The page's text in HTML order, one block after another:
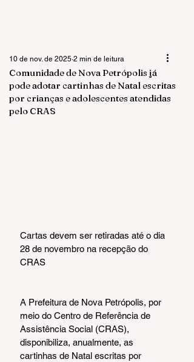
Comunidade de Nova Petrópolis já
pode adotar cartinhas de Natal escritas
por crianças e adolescentes atendidas
pelo CRAS
10 de nov. de 2025 2 min de leitura
Cartas devem ser retiradas até o dia
28 de novembro na recepção do
CRAS
A Prefeitura de Nova Petrópolis, por
meio do Centro de Referência de
Assistência Social (CRAS),
disponibiliza, anualmente, as
cartinhas de Natal escritas por